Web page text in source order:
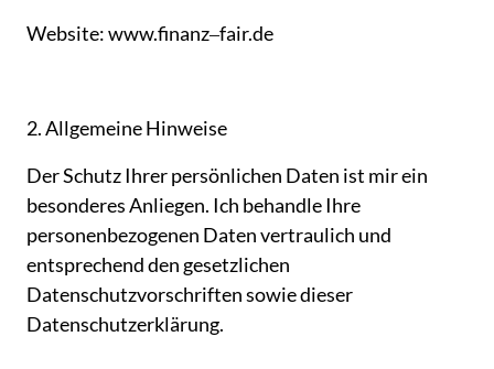
Website: www.finanz‒fair.de
2. Allgemeine Hinweise
Der Schutz Ihrer persönlichen Daten ist mir
besonderes Anliegen. Ich behandle
personenbezogenen Daten vertraulich
entsprechend den
Datenschutzvorschriften sowie
Datenschutzerklärung.